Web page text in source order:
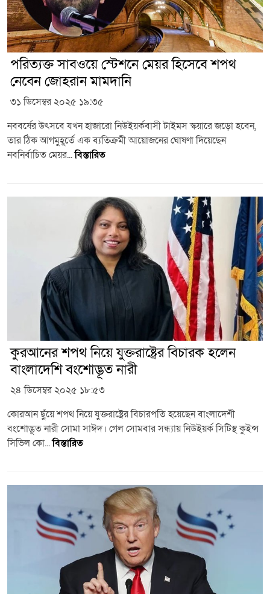
পরিত্যক্ত সাবওয়ে স্টেশনে মেয়র হিসেবে শপথ
নেবেন জোহরান মামদানি
৩১ ডিসেম্বর ২০২৫ ১৯:৩৫
নববর্ষের উৎসবে যখন হাজারো নিউইয়র্কবাসী টাইমস স্কয়ারে জড়ো হবেন,
তার ঠিক আগমুহূর্তে এক ব্যতিক্রমী আয়োজনের ঘোষণা দিয়েছেন
নবনির্বাচিত মেয়র...বিস্তারিত
কুরআনের শপথ নিয়ে যুক্তরাষ্ট্রের বিচারক হলেন
বাংলাদেশি বংশোদ্ভূত নারী
২৪ ডিসেম্বর ২০২৫ ১৮:৫৩
কোরআন ছুঁয়ে শপথ নিয়ে যুক্তরাষ্ট্রের বিচারপতি হয়েছেন বাংলাদেশী
বংশোদ্ভূত নারী সোমা সাঈদ। গেল সোমবার সন্ধ্যায় নিউইয়র্ক সিটিস্থ কুইন্স
সিভিল কো...বিস্তারিত